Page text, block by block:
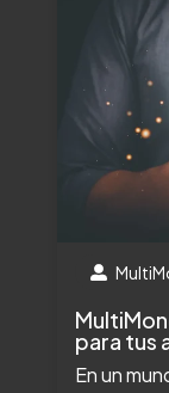
para tus
En un